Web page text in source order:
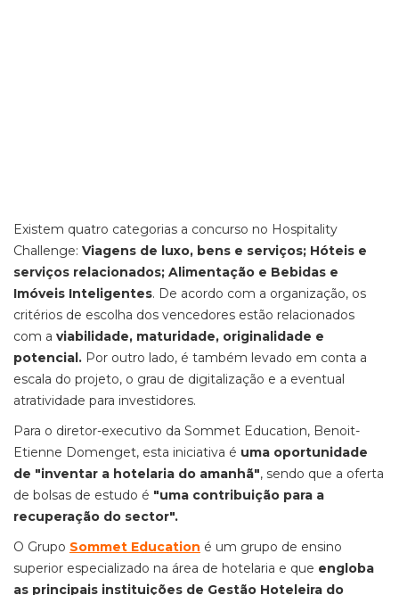
Existem quatro categorias a concurso no Hospitality
Challenge: Viagens de luxo, bens e serviços; Hóteis e
serviços relacionados; Alimentação e Bebidas e
Imóveis Inteligentes. De acordo com a organização, os
critérios de escolha dos vencedores estão relacionados
com a viabilidade, maturidade, originalidade e
potencial. Por outro lado, é também levado em conta a
escala do projeto, o grau de digitalização e a eventual
atratividade para investidores.
Para o diretor-executivo da Sommet Education, Benoit-
Etienne Domenget, esta iniciativa é uma oportunidade
de "inventar a hotelaria do amanhã", sendo que a oferta
de bolsas de estudo é "uma contribuição para a
recuperação do sector".
O Grupo Sommet Education é um grupo de ensino
superior especializado na área de hotelaria e que engloba
as principais instituições de Gestão Hoteleira do